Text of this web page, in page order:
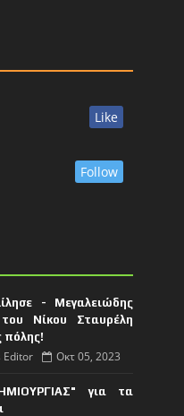
Like
Follow
- Μεγαλειώδης
Νίκου Σταυρέλη
πόλης!
Editor Οκτ 05, 2023
για τα